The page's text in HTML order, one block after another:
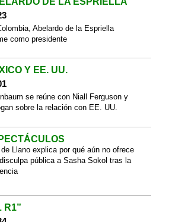
Abelardo de la Espriella
como presidente
Y EE. UU.
se reúne con Niall Ferguson y
sobre la relación con EE. UU.
de Llano explica por qué aún no ofrece
pública a Sasha Sokol tras la
R1”